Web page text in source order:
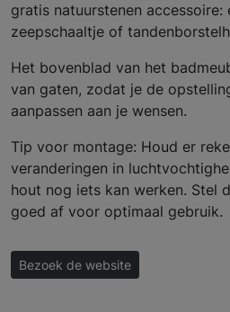
gratis natuurstenen accessoire:
zeepschaaltje of
Het bovenblad van het
van gaten, zodat je de
aanpassen aan je wensen.
Tip voor montage: Houd er
veranderingen in
hout nog iets kan werken. Stel
goed af voor optimaal gebruik.
Bezoek de website